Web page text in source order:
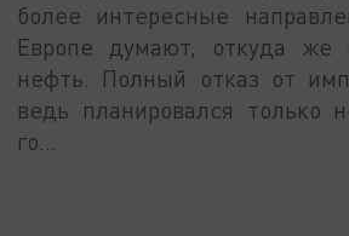
более интересные
Европе думают, откуда же
нефть. Полный отказ от
ведь планировался только
го…